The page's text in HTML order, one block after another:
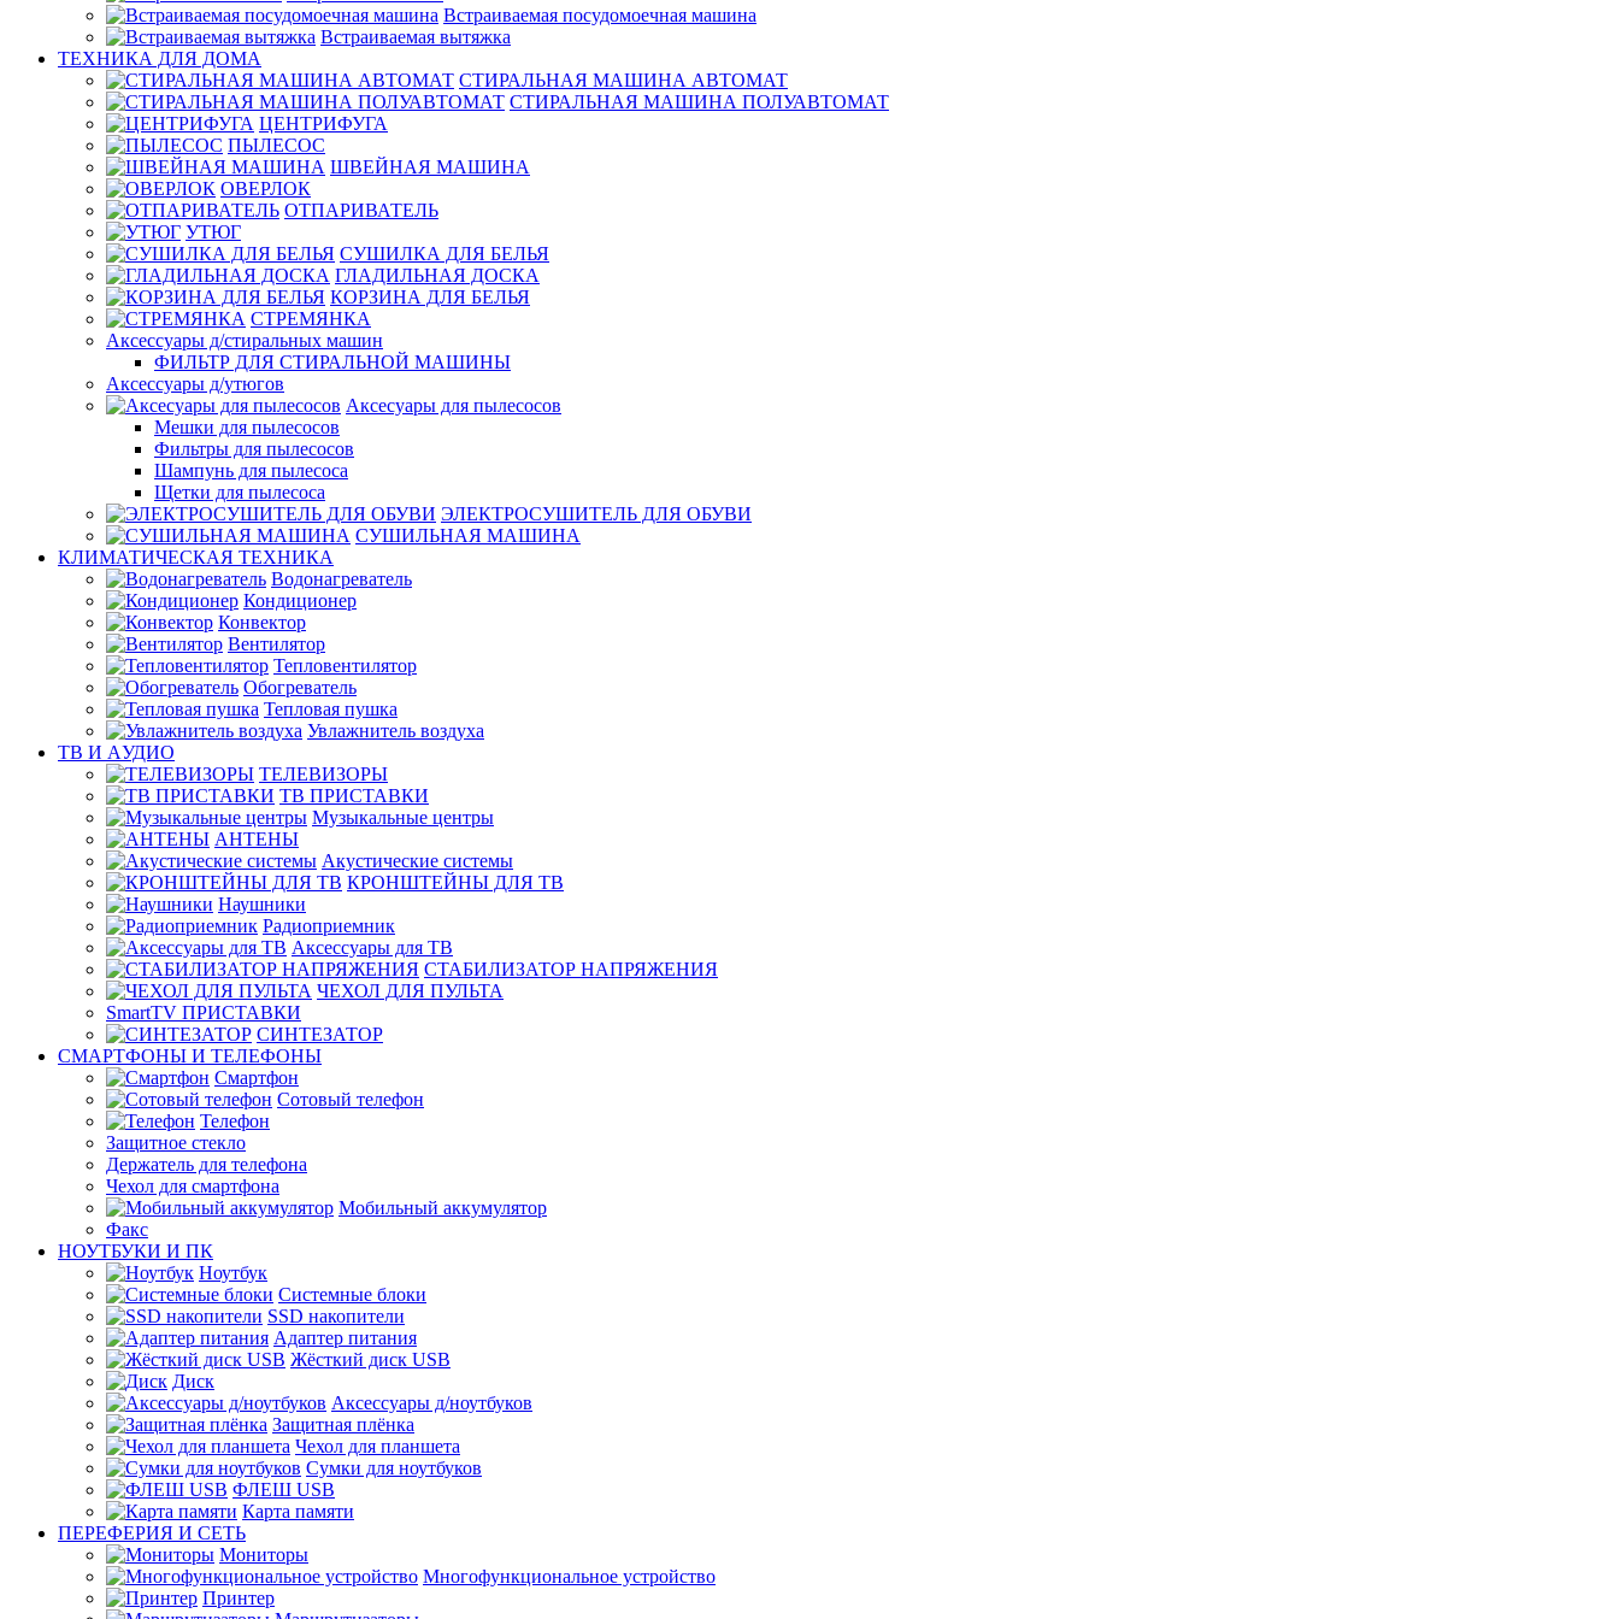
Встраиваемая посудомоечная машина
Встраиваемая вытяжка
ТЕХНИКА ДЛЯ ДОМА
СТИРАЛЬНАЯ МАШИНА АВТОМАТ
СТИРАЛЬНАЯ МАШИНА ПОЛУАВТОМАТ
ЦЕНТРИФУГА
ПЫЛЕСОС
ШВЕЙНАЯ МАШИНА
ОВЕРЛОК
ОТПАРИВАТЕЛЬ
УТЮГ
СУШИЛКА ДЛЯ БЕЛЬЯ
ГЛАДИЛЬНАЯ ДОСКА
КОРЗИНА ДЛЯ БЕЛЬЯ
СТРЕМЯНКА
Аксессуары д/стиральных машин
ФИЛЬТР ДЛЯ СТИРАЛЬНОЙ МАШИНЫ
Аксессуары д/утюгов
Аксесуары для пылесосов
Мешки для пылесосов
Фильтры для пылесосов
Шампунь для пылесоса
Щетки для пылесоса
ЭЛЕКТРОСУШИТЕЛЬ ДЛЯ ОБУВИ
СУШИЛЬНАЯ МАШИНА
КЛИМАТИЧЕСКАЯ ТЕХНИКА
Водонагреватель
Кондиционер
Конвектор
Вентилятор
Тепловентилятор
Обогреватель
Тепловая пушка
Увлажнитель воздуха
ТВ И AУДИО
ТЕЛЕВИЗОРЫ
ТВ ПРИСТАВКИ
Музыкальные центры
АНТЕНЫ
Акустические системы
КРОНШТЕЙНЫ ДЛЯ ТВ
Наушники
Радиоприемник
Аксессуары для ТВ
СТАБИЛИЗАТОР НАПРЯЖЕНИЯ
ЧЕХОЛ ДЛЯ ПУЛЬТА
SmartTV ПРИСТАВКИ
СИНТЕЗАТОР
СМАРТФОНЫ И ТЕЛЕФОНЫ
Смартфон
Сотовый телефон
Телефон
Защитное стекло
Держатель для телефона
Чехол для смартфона
Мобильный аккумулятор
Факс
НОУТБУКИ И ПК
Ноутбук
Системные блоки
SSD накопители
Адаптер питания
Жёсткий диск USB
Диск
Аксессуары д/ноутбуков
Защитная плёнка
Чехол для планшета
Сумки для ноутбуков
ФЛЕШ USB
Карта памяти
ПЕРЕФЕРИЯ И СЕТЬ
Мониторы
Многофункциональное устройство
Принтер